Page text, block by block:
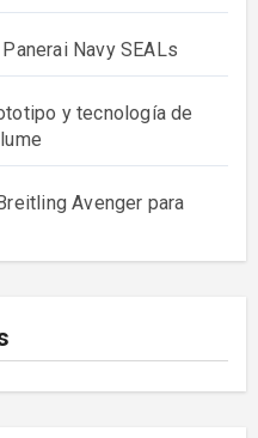
Navy SEALs
y tecnología de
Avenger para